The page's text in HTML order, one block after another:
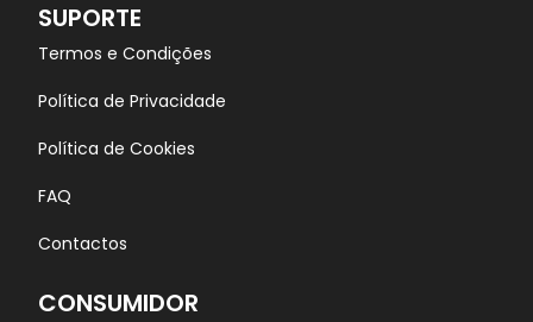
SUPORTE
Termos e Condições
Política de Privacidade
Política de Cookies
FAQ
Contactos
CONSUMIDOR